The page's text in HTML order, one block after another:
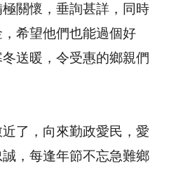
關懷，垂詢甚詳，同時
希望他們也能過個好
送暖，令受惠的鄉親們
了，向來勤政愛民，愛
，每逢年節不忘急難鄉